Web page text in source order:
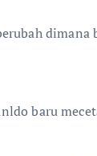
dimana
baru